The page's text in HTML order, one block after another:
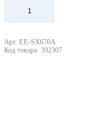
Арт. EE-SX670A
Код товара: 392307